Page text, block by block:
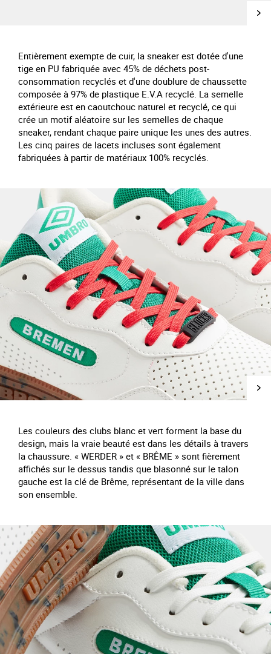
Entièrement exempte de cuir, la sneaker est dotée d'une
tige en PU fabriquée avec 45% de déchets post-
consommation recyclés et d'une doublure de chaussette
composée à 97% de plastique E.V.A recyclé. La semelle
extérieure est en caoutchouc naturel et recyclé, ce qui
crée un motif aléatoire sur les semelles de chaque
sneaker, rendant chaque paire unique les unes des autres.
Les cinq paires de lacets incluses sont également
fabriquées à partir de matériaux 100% recyclés.
Les couleurs des clubs blanc et vert forment la base du
design, mais la vraie beauté est dans les détails à travers
la chaussure. « WERDER » et « BRÊME » sont fièrement
affichés sur le dessus tandis que blasonné sur le talon
gauche est la clé de Brême, représentant de la ville dans
son ensemble.